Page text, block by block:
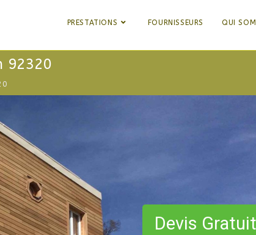
PRESTATIONS FOURNISSEURS QUI
92320
Devis